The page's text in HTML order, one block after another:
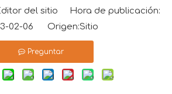
del sitio Hora de publicación:
02-06 Origen:Sitio
Preguntar